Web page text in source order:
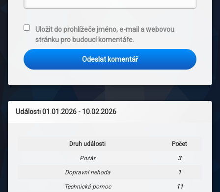
Uložit do prohlížeče jméno, e-mail a webovou
stránku pro budoucí komentáře.
Události 01.01.2026 - 10.02.2026
Druh události Počet
Požár 3
Dopravní nehoda 1
Technická pomoc 11